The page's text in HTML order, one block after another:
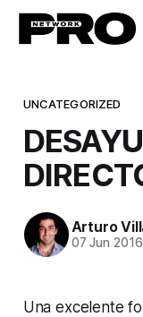
UNCATEGORIZED
Arturo
07 Jun 2016
Una excelente